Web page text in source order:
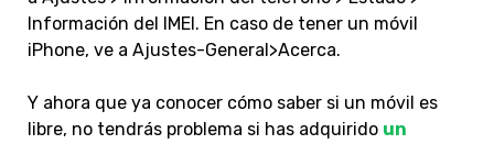
Información del IMEI. En caso de tener un móvil
iPhone, ve a Ajustes-General>Acerca.
Y ahora que ya conocer cómo saber si un móvil es
libre, no tendrás problema si has adquirido un